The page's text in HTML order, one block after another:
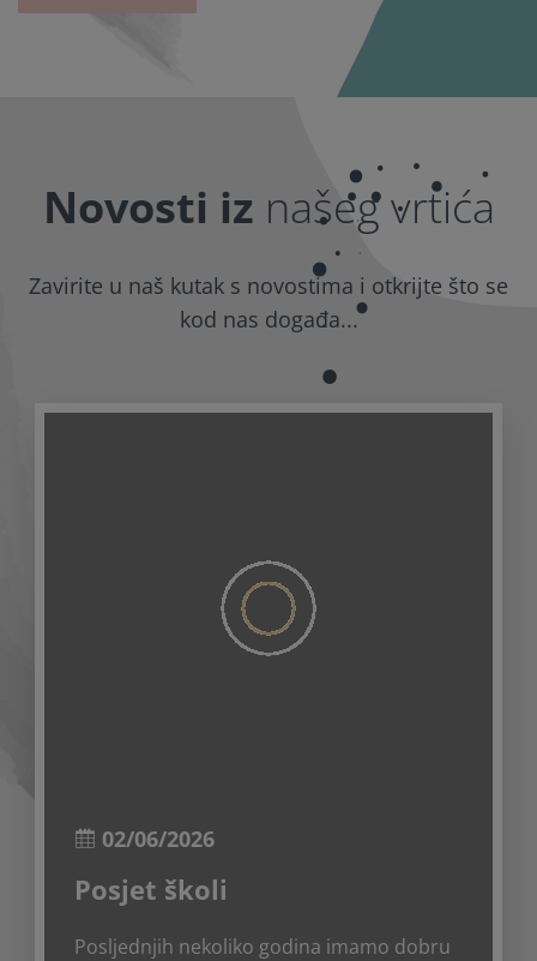
Novosti iz našeg vrtića
Zavirite u naš kutak s novostima i otkrijte što se
kod nas događa...
02/06/2026
Posjet školi
Posljednjih nekoliko godina imamo dobru